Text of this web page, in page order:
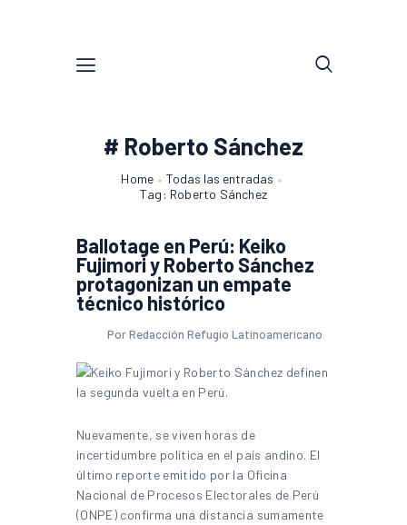
# Roberto Sánchez
Home
Todas las entradas
Tag: Roberto Sánchez
Ballotage en Perú: Keiko
Fujimori y Roberto Sánchez
protagonizan un empate
técnico histórico
Por Redacción Refugio Latinoamericano
Nuevamente, se viven horas de
incertidumbre política en el país andino. El
último reporte emitido por la Oficina
Nacional de Procesos Electorales de Perú
(ONPE) confirma una distancia sumamente